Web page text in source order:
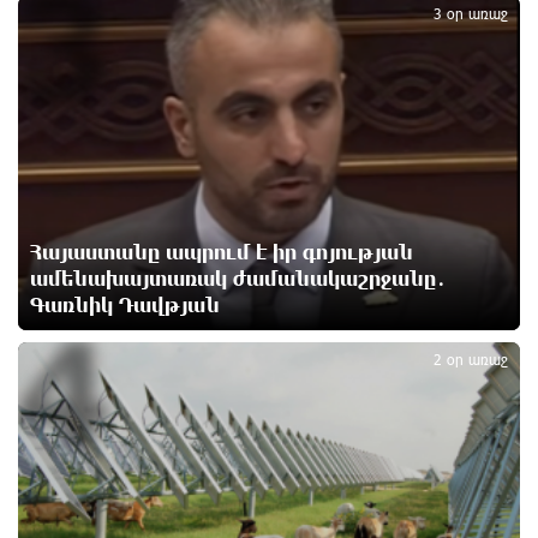
Հայհիդրոմետի տնօրենը գրել է
Արտակարգ դեպք՝ Երևանում․ կոտրել են «Հույս
բոլոր մարդկանց» հիմնադրամի շենքի
պատուհաններն ու դռները
1 օր առաջ
Ալիևն ու Թրամփը հեռախոսազրույց են ունեցել
1 օր առաջ
«Ինտեր»-ը հաղթեց «Յուվենտուս»-ին
1 օր առաջ
Հայաստանը ապրում է իր գոյության
ամենախայտառակ ժամանակաշրջանը․
Գառնիկ Դավթյան
3 օր առաջ
3
2 օր առաջ
4